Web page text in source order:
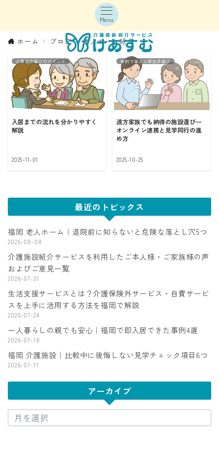
Menu
ホーム ブログ 老人ホーム紹介
介護施設選びのポイント
入居までの流れを分かりやすく
解説
2025-11-01
事例で学ぶ介護施設選び
遠方家族でも納得の施設選び—
オンライン連携と見学同行の進
め方
2025-10-25
最近のトピックス
福岡 老人ホーム｜退院前に知らないと危険な落とし穴5つ
2026-08-08
介護施設紹介サービスを利用したご本人様・ご家族様の声
およびご意見一覧
2026-07-31
生活支援サービスとは？介護保険外サービス・自費サービ
スを上手に活用する方法を福岡で解説
2026-07-24
一人暮らしの親でも安心｜福岡で即入居できた事例4選
2026-07-18
福岡 介護施設｜比較中に後悔しない見学チェック項目6つ
2026-07-11
アーカイブ
ー